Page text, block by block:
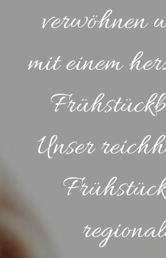
verwöhnen
mit einem
Unser